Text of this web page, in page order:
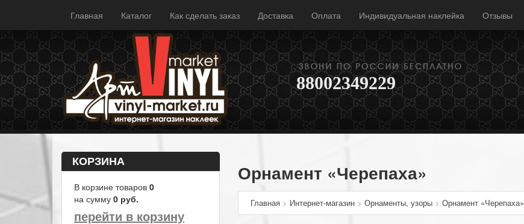
Главная Каталог Как сделать заказ Доставка Оплата Индивидуальная наклейка Отзывы
88002349229
Орнамент «Черепаха»
Главная> Интернет-магазин> Орнаменты, узоры> Орнамент «Черепаха»
КОРЗИНА
В корзине товаров 0
на сумму 0 руб.
перейти в корзину